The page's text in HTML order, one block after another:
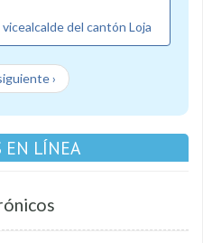
del cantón Loja
›
EN LÍNEA